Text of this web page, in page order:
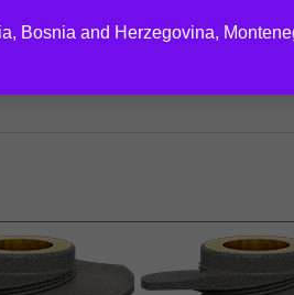
Bosnia and Herzegovina,